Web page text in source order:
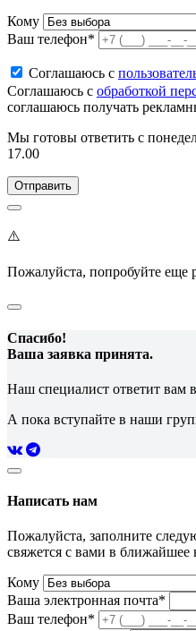
Кому
Ваш телефон*
Соглашаюсь c
Соглашаюсь c обработкой
соглашаюсь получать
Мы готовы ответить с
17.00
⚠️
Пожалуйста, попробуйте еще
Спасибо!
Ваша заявка принята.
Наш специалист ответит вам
А пока вступайте в наши
Написать нам
Пожалуйста, заполните
свяжется с вами в ближайшее
Кому
Ваша электронная почта*
Ваш телефон*